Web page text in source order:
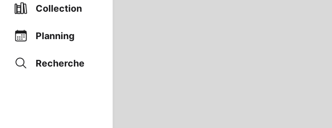
Collection
Planning
Recherche